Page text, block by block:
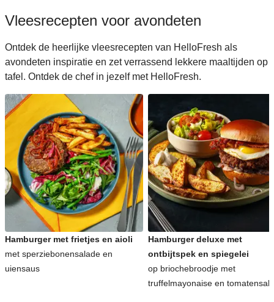
Italiaanse recepten voor avondeten
Japanse recepten voor avondeten
Makkelijke recepten voor avondeten
Snelle recepten voor avondeten
Koreaanse recepten voor avondeten
Vleesrecepten voor avondeten
Ontdek de heerlijke vleesrecepten van HelloFresh als
avondeten inspiratie en zet verrassend lekkere maaltijden op
tafel. Ontdek de chef in jezelf met HelloFresh.
Hamburger met frietjes en aioli
met sperziebonensalade en
uiensaus
Hamburger deluxe met
ontbijtspek en spiegelei
op briochebroodje met
truffelmayonaise en